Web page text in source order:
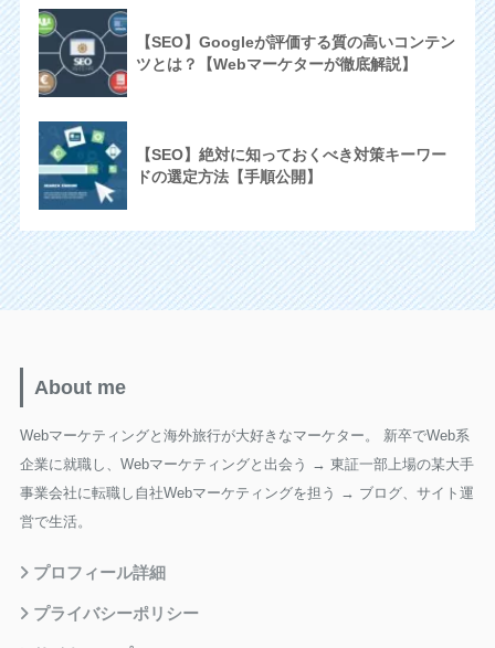
【SEO】Googleが評価する質の高いコンテン
ツとは？【Webマーケターが徹底解説】
【SEO】絶対に知っておくべき対策キーワー
ドの選定方法【手順公開】
About me
Webマーケティングと海外旅行が大好きなマーケター。 新卒でWeb系
企業に就職し、Webマーケティングと出会う → 東証一部上場の某大手
事業会社に転職し自社Webマーケティングを担う → ブログ、サイト運
営で生活。
プロフィール詳細
プライバシーポリシー